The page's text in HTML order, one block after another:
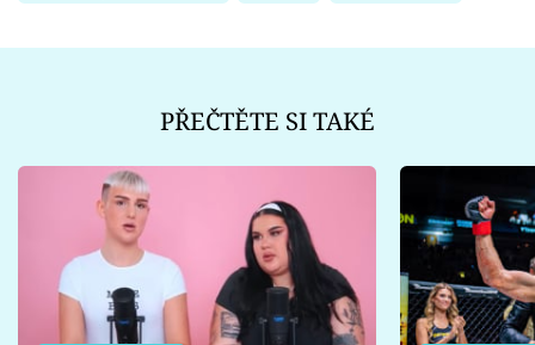
PŘEČTĚTE SI TAKÉ